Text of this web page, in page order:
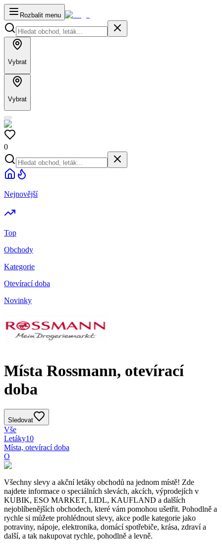
Rozbalit menu
Vybrat
Vybrat
0
Nejnovější
Top
Obchody
Kategorie
Otevírací doba
Novinky
Místa Rossmann, otevírací
doba
Sledovat
Vše
Letáky10
Místa, otevírací doba
O
Všechny slevy a akční letáky obchodů na jednom místě! Zde
najdete informace o speciálních slevách, akcích, výprodejích v
KUBIK, ESO MARKET, LIDL, KAUFLAND a dalších
nejoblíbenějších obchodech, které vám pomohou ušetřit. Pohodlně a
rychle si můžete prohlédnout slevy, akce podle kategorie jako
potraviny, nápoje, elektronika, domácí spotřebiče, krása, zdraví a
další, a tak nakupovat rychle, pohodlně a levně.